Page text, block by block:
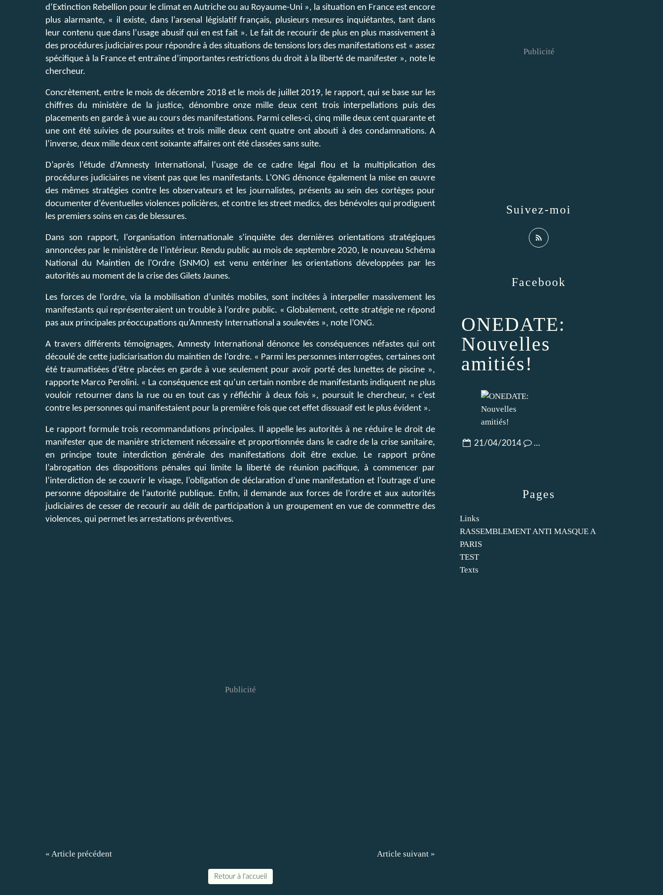
d’Extinction Rebellion pour le climat en Autriche ou au Royaume-Uni », la situation en France est encore
plus alarmante, « il existe, dans l’arsenal législatif français, plusieurs mesures inquiétantes, tant dans
leur contenu que dans l’usage abusif qui en est fait ». Le fait de recourir de plus en plus massivement à
des procédures judiciaires pour répondre à des situations de tensions lors des manifestations est « assez
spécifique à la France et entraîne d’importantes restrictions du droit à la liberté de manifester », note le
chercheur.
Concrètement, entre le mois de décembre 2018 et le mois de juillet 2019, le rapport, qui se base sur les
chiffres du ministère de la justice, dénombre onze mille deux cent trois interpellations puis des
placements en garde à vue au cours des manifestations. Parmi celles-ci, cinq mille deux cent quarante et
une ont été suivies de poursuites et trois mille deux cent quatre ont abouti à des condamnations. A
l’inverse, deux mille deux cent soixante affaires ont été classées sans suite.
D’après l’étude d’Amnesty International, l’usage de ce cadre légal flou et la multiplication des
procédures judiciaires ne visent pas que les manifestants. L'ONG dénonce également la mise en œuvre
des mêmes stratégies contre les observateurs et les journalistes, présents au sein des cortèges pour
documenter d’éventuelles violences policières, et contre les street medics, des bénévoles qui prodiguent
les premiers soins en cas de blessures.
Dans son rapport, l’organisation internationale s’inquiète des dernières orientations stratégiques
annoncées par le ministère de l’intérieur. Rendu public au mois de septembre 2020, le nouveau Schéma
National du Maintien de l'Ordre (SNMO) est venu entériner les orientations développées par les
autorités au moment de la crise des Gilets Jaunes.
Les forces de l’ordre, via la mobilisation d’unités mobiles, sont incitées à interpeller massivement les
manifestants qui représenteraient un trouble à l’ordre public. « Globalement, cette stratégie ne répond
pas aux principales préoccupations qu’Amnesty International a soulevées », note l’ONG.
A travers différents témoignages, Amnesty International dénonce les conséquences néfastes qui ont
découlé de cette judiciarisation du maintien de l’ordre. « Parmi les personnes interrogées, certaines ont
été traumatisées d’être placées en garde à vue seulement pour avoir porté des lunettes de piscine »,
rapporte Marco Perolini. « La conséquence est qu’un certain nombre de manifestants indiquent ne plus
vouloir retourner dans la rue ou en tout cas y réfléchir à deux fois », poursuit le chercheur, « c’est
contre les personnes qui manifestaient pour la première fois que cet effet dissuasif est le plus évident ».
Le rapport formule trois recommandations principales. Il appelle les autorités à ne réduire le droit de
manifester que de manière strictement nécessaire et proportionnée dans le cadre de la crise sanitaire,
en principe toute interdiction générale des manifestations doit être exclue. Le rapport prône
l’abrogation des dispositions pénales qui limite la liberté de réunion pacifique, à commencer par
l’interdiction de se couvrir le visage, l’obligation de déclaration d’une manifestation et l’outrage d’une
personne dépositaire de l’autorité publique. Enfin, il demande aux forces de l’ordre et aux autorités
judiciaires de cesser de recourir au délit de participation à un groupement en vue de commettre des
violences, qui permet les arrestations préventives.
Publicité
« Article précédent Article suivant »
Retour à l'accueil
Pages
Links
RASSEMBLEMENT ANTI MASQUE A
PARIS
TEST
Texts
Suivez-moi
Facebook
ONEDATE:
Nouvelles
amitiés!
21/04/2014 …
Publicité